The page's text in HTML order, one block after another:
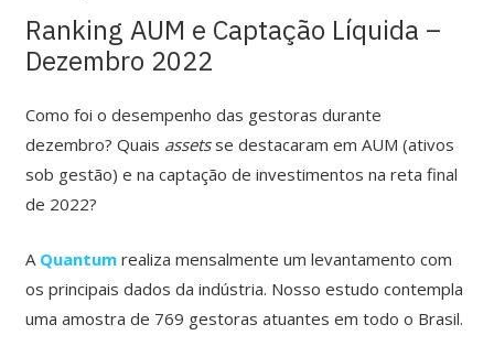
Ranking AUM e Captação Líquida –
Dezembro 2022
Como foi o desempenho das gestoras durante
dezembro? Quais assetsse destacaram em AUM (ativos
sob gestão) e na captação de investimentos na reta final
de 2022?
A Quantumrealiza mensalmente um levantamento com
os principais dados da indústria. Nosso estudo contempla
uma amostra de 769 gestoras atuantes em todo o Brasil.